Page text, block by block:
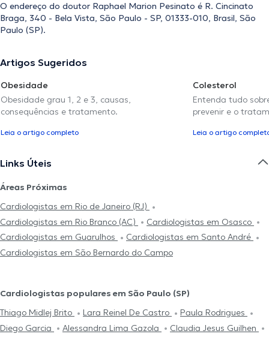
O endereço do doutor Raphael Marion Pesinato é R. Cincinato
Braga, 340 - Bela Vista, São Paulo - SP, 01333-010, Brasil, São
Paulo (SP).
Artigos Sugeridos
Obesidade
Obesidade grau 1, 2 e 3, causas,
consequências e tratamento.
Leia o artigo completo
Colesterol
Entenda tudo
prevenir e o
Leia o artigo
Links Úteis
Áreas Próximas
Cardiologistas em Rio de Janeiro (RJ)
Cardiologistas em Rio Branco (AC)
Cardiologistas em Osasco
Cardiologistas em Guarulhos
Cardiologistas em Santo André
Cardiologistas em São Bernardo do Campo
Cardiologistas populares em São Paulo (SP)
Thiago Midlej Brito
Lara Reinel De Castro
Paula Rodrigues
Diego Garcia
Alessandra Lima Gazola
Claudia Jesus Guilhen